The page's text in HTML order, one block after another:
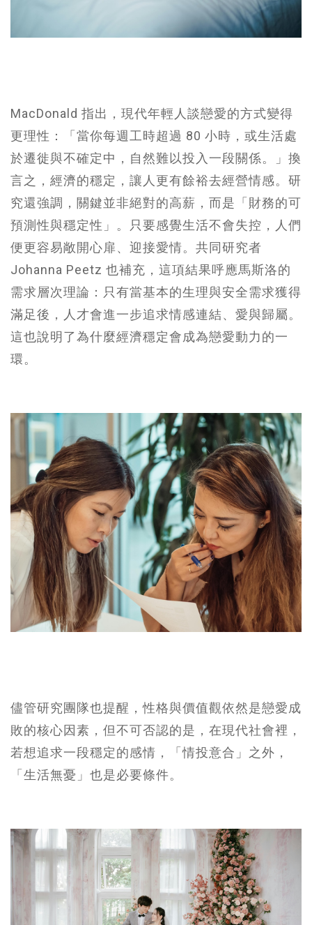
MacDonald 指出，現代年輕人談戀愛的方式變得
更理性：「當你每週工時超過 80 小時，或生活處
於遷徙與不確定中，自然難以投入一段關係。」換
言之，經濟的穩定，讓人更有餘裕去經營情感。研
究還強調，關鍵並非絕對的高薪，而是「財務的可
預測性與穩定性」。只要感覺生活不會失控，人們
便更容易敞開心扉、迎接愛情。共同研究者
Johanna Peetz 也補充，這項結果呼應馬斯洛的
需求層次理論：只有當基本的生理與安全需求獲得
滿足後，人才會進一步追求情感連結、愛與歸屬。
這也說明了為什麼經濟穩定會成為戀愛動力的一
環。
儘管研究團隊也提醒，性格與價值觀依然是戀愛成
敗的核心因素，但不可否認的是，在現代社會裡，
若想追求一段穩定的感情，「情投意合」之外，
「生活無憂」也是必要條件。